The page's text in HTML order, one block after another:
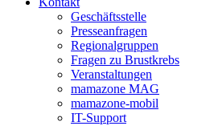
Geschäftsstelle
Presseanfragen
Regionalgruppen
Fragen zu Brustkrebs
Veranstaltungen
mamazone MAG
mamazone-mobil
IT-Support